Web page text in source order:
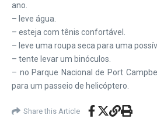
ano.
– leve água.
– esteja com tênis confortável.
– leve uma roupa seca para uma
– tente levar um binóculos.
– no Parque Nacional de Port
para um passeio de helicóptero.
Share this Article